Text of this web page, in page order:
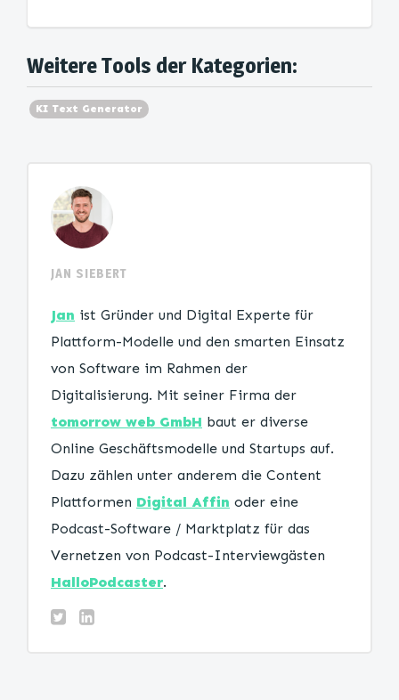
Weitere Tools der Kategorien:
KI Text Generator
JAN SIEBERT
Jan ist Gründer und Digital Experte für
Plattform-Modelle und den smarten Einsatz
von Software im Rahmen der
Digitalisierung. Mit seiner Firma der
tomorrow web GmbH baut er diverse
Online Geschäftsmodelle und Startups auf.
Dazu zählen unter anderem die Content
Plattformen Digital Affin oder eine
Podcast-Software / Marktplatz für das
Vernetzen von Podcast-Interviewgästen
HalloPodcaster.